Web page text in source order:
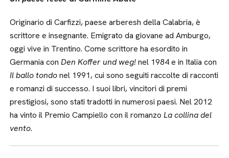
Originario di Carfizzi, paese arberesh della Calabria, è
scrittore e insegnante. Emigrato da giovane ad Amburgo,
oggi vive in Trentino. Come scrittore ha esordito in
Germania conDen Koffer und weg!nel 1984 e in Italia con
Il ballo tondonel 1991, cui sono seguiti raccolte di racconti
e romanzi di successo. I suoi libri, vincitori di premi
prestigiosi, sono stati tradotti in numerosi paesi. Nel 2012
ha vinto il Premio Campiello con il romanzoLa collina del
vento.